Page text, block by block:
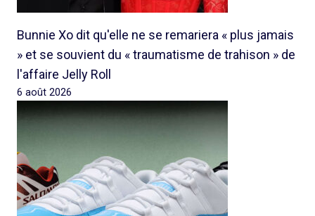
Bunnie Xo dit qu'elle ne se remariera « plus jamais
» et se souvient du « traumatisme de trahison » de
l'affaire Jelly Roll
6 août 2026